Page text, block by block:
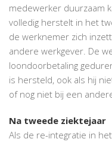
medewerker duurzaam
volledig herstelt in het
de werknemer zich
andere werkgever. De
loondoorbetaling
is hersteld, ook als hij
of nog niet bij een
Na tweede ziektejaar
Als de re-integratie in